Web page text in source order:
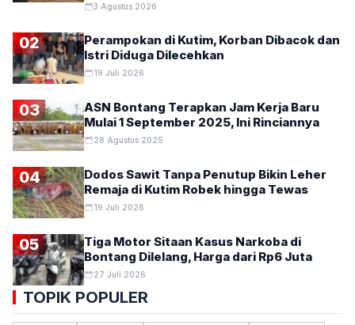
3 Agustus 2026
02
Perampokan di Kutim, Korban Dibacok dan
Istri Diduga Dilecehkan
19 Juli 2026
03
ASN Bontang Terapkan Jam Kerja Baru
Mulai 1 September 2025, Ini Rinciannya
28 Agustus 2025
04
Dodos Sawit Tanpa Penutup Bikin Leher
Remaja di Kutim Robek hingga Tewas
19 Juli 2026
05
Tiga Motor Sitaan Kasus Narkoba di
Bontang Dilelang, Harga dari Rp6 Juta
27 Juli 2026
TOPIK POPULER